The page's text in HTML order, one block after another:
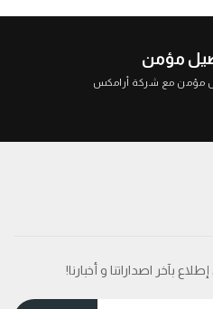
مؤمن
مؤمن مع شركة أرامكس
بآخر اصداراتنا و أخبارنا!